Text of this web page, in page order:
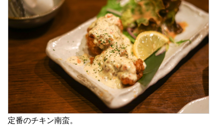
定番のチキン南蛮。